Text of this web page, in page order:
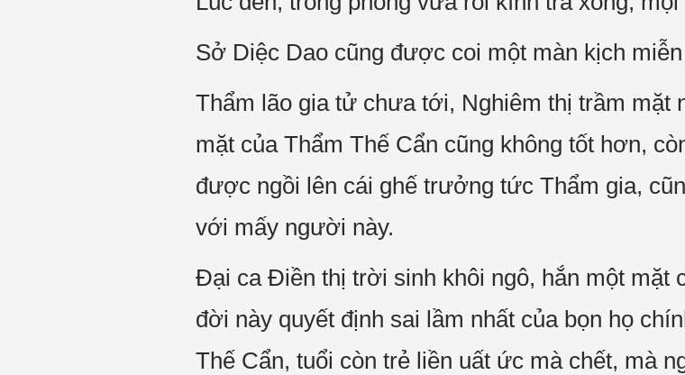
Sở Diệc Dao cũng được coi một màn kịch
Thẩm lão gia tử chưa tới, Nghiêm thị trầm
mặt của Thẩm Thế Cẩn cũng không tốt hơn,
được ngồi lên cái ghế trưởng tức Thẩm gia,
với mấy người này.
Đại ca Điền thị trời sinh khôi ngô, hắn một mặt
đời này quyết định sai lầm nhất của bọn họ
Thế Cẩn, tuổi còn trẻ liền uất ức mà chết, mà